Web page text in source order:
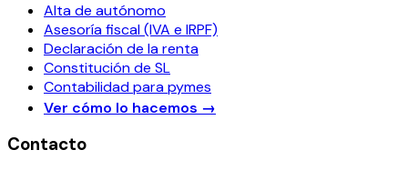
Alta de autónomo
Asesoría fiscal (IVA e IRPF)
Declaración de la renta
Constitución de SL
Contabilidad para pymes
Ver cómo lo hacemos →
Contacto